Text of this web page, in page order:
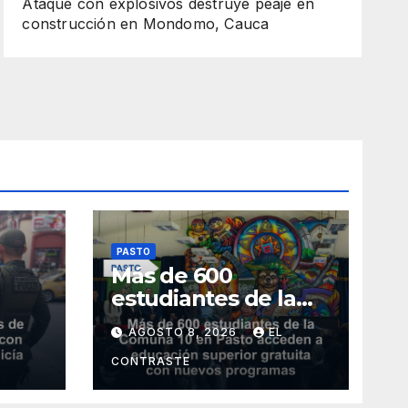
construcción en Mondomo, Cauca
PASTO
Más de 600
estudiantes de la
Comuna 10 en Pasto
acceden a
educación superior
gratuita con nuevos
AGOSTO 8, 2026 EL
CONTRASTE